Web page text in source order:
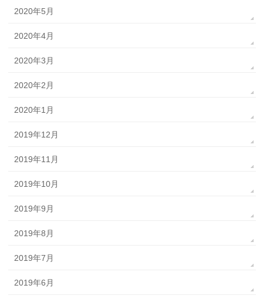
2020年5月
2020年4月
2020年3月
2020年2月
2020年1月
2019年12月
2019年11月
2019年10月
2019年9月
2019年8月
2019年7月
2019年6月